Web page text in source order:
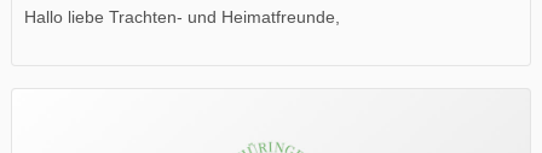
Hallo liebe Trachten- und Heimatfreunde,
Wir wünschen Euch viel Spaß beim Lesen.